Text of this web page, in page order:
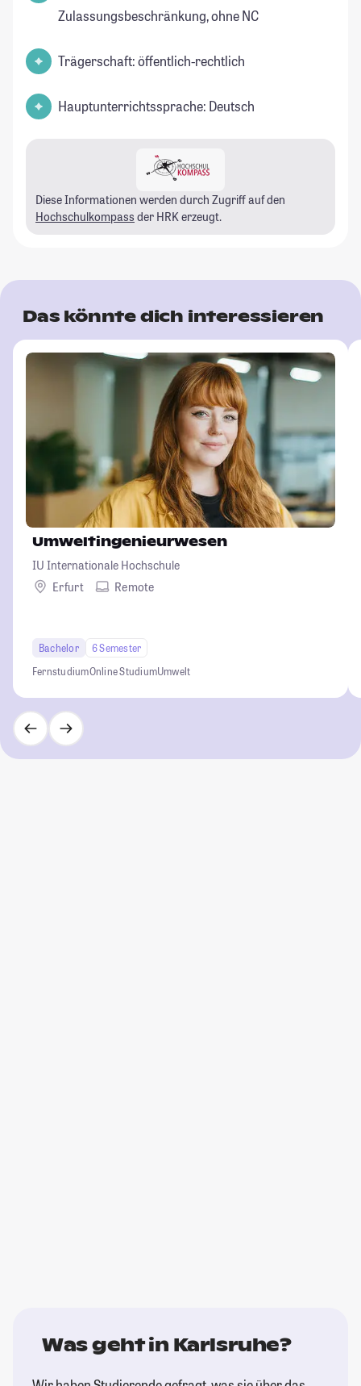
Zulassungsbeschränkung, ohne NC
Trägerschaft: öffentlich-rechtlich
Hauptunterrichtssprache: Deutsch
Diese Informationen werden durch Zugriff auf den
Hochschulkompass der HRK erzeugt.
Das könnte dich interessieren
Umweltingenieurwesen
IU Internationale Hochschule
Erfurt
Remote
Bachelor
6 Semester
FernstudiumOnline StudiumUmwelt
Was geht in Karlsruhe?